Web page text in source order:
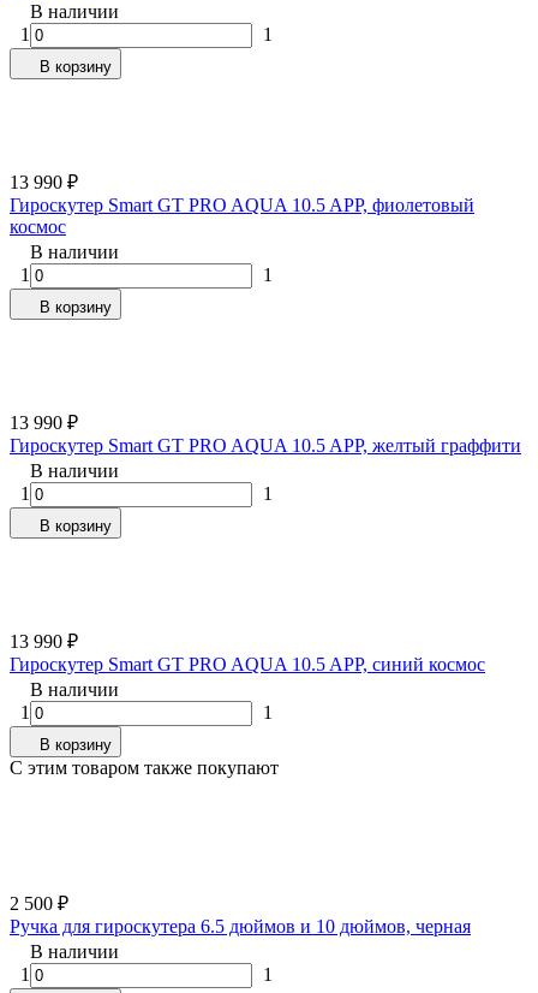
В наличии
1
1
В корзину
13 990 ₽
Гироскутер Smart GT PRO AQUA 10.5 APP, фиолетовый
космос
В наличии
1
1
В корзину
13 990 ₽
Гироскутер Smart GT PRO AQUA 10.5 APP, желтый граффити
В наличии
1
1
В корзину
13 990 ₽
Гироскутер Smart GT PRO AQUA 10.5 APP, синий космос
В наличии
1
1
В корзину
C этим товаром также покупают
2 500 ₽
Ручка для гироскутера 6.5 дюймов и 10 дюймов, черная
В наличии
1
1